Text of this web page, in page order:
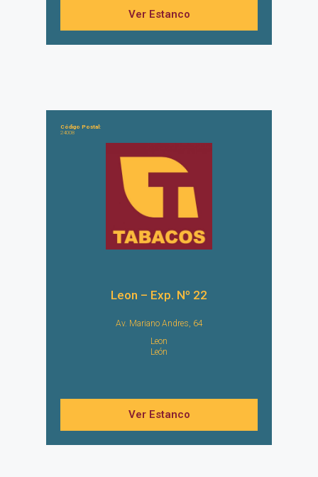
Ver Estanco
Código Postal:
24008
Leon – Exp. Nº 22
Av. Mariano Andres, 64
Leon
León
Ver Estanco